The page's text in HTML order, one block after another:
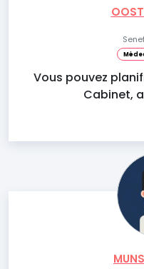
Vous pouvez
Cabinet,